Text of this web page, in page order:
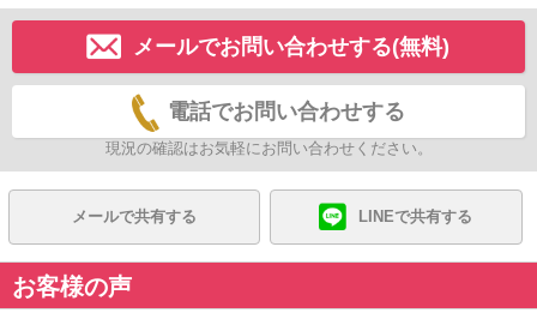
メールでお問い合わせする(無料)
電話でお問い合わせする
現況の確認はお気軽にお問い合わせください。
メールで共有する LINEで共有する
お客様の声